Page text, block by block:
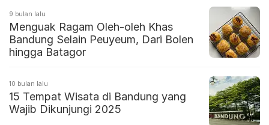
9 bulan lalu
Menguak Ragam Oleh-oleh Khas
Bandung Selain Peuyeum, Dari Bolen
hingga Batagor
10 bulan lalu
15 Tempat Wisata di Bandung yang
Wajib Dikunjungi 2025